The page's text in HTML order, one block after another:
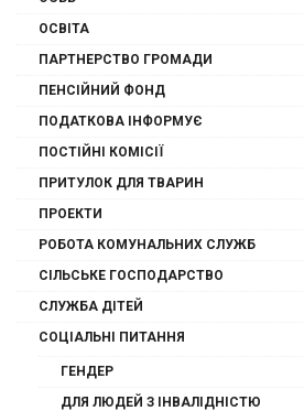
ОСВІТА
ПАРТНЕРСТВО ГРОМАДИ
ПЕНСІЙНИЙ ФОНД
ПОДАТКОВА ІНФОРМУЄ
ПОСТІЙНІ КОМІСІЇ
ПРИТУЛОК ДЛЯ ТВАРИН
ПРОЕКТИ
РОБОТА КОМУНАЛЬНИХ СЛУЖБ
СІЛЬСЬКЕ ГОСПОДАРСТВО
СЛУЖБА ДІТЕЙ
СОЦІАЛЬНІ ПИТАННЯ
ГЕНДЕР
ДЛЯ ЛЮДЕЙ З ІНВАЛІДНІСТЮ